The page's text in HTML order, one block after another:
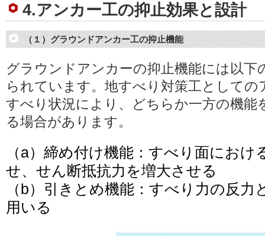
4.アンカー工の抑止効果と設計
（１）グラウンドアンカー工の抑止機能
グラウンドアンカーの抑止機能には以下
られています。地すべり対策工としての
すべり状況により、どちらか一方の機能
る場合があります。
（a）締め付け機能：すべり面におけ
せ、せん断抵抗力を増大させる
（b）引きとめ機能：すべり力の反力
用いる